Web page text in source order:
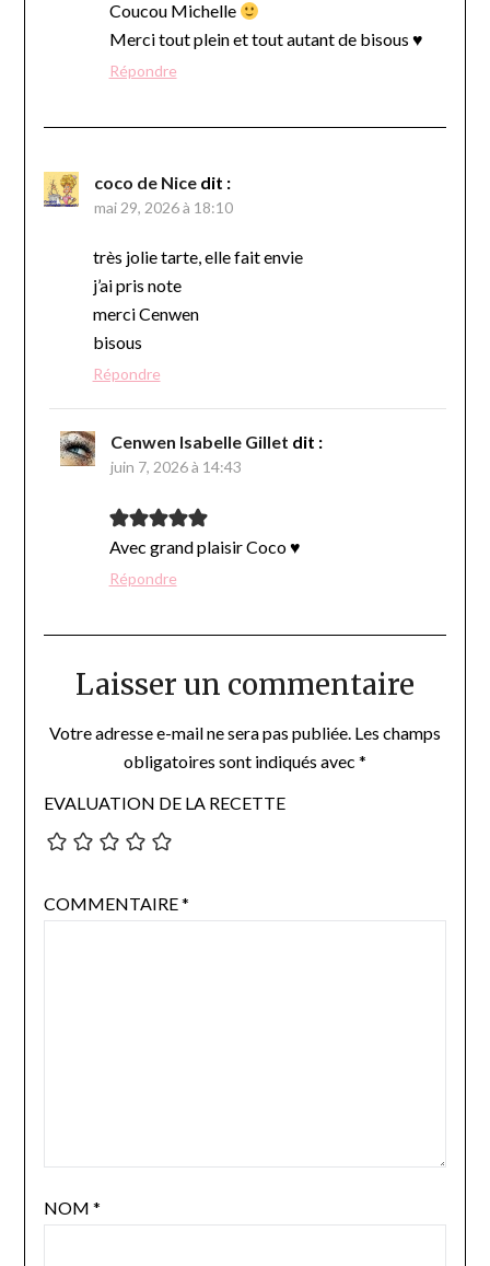
Coucou Michelle
Merci tout plein et tout autant de bisous ♥
Répondre
coco de Nice dit :
mai 29, 2026 à 18:10
très jolie tarte, elle fait envie
j’ai pris note
merci Cenwen
bisous
Répondre
Cenwen Isabelle Gillet dit :
juin 7, 2026 à 14:43
Avec grand plaisir Coco ♥
Répondre
Laisser un commentaire
Votre adresse e-mail ne sera pas publiée. Les champs
obligatoires sont indiqués avec *
EVALUATION DE LA RECETTE
COMMENTAIRE*
NOM *